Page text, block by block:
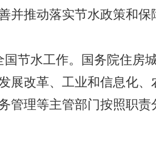
并推动落实节水政策和保
节水工作。国务院住房
展改革、工业和信息化、
管理等主管部门按照职责